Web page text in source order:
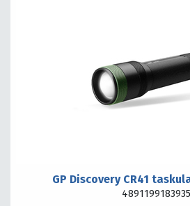
GP Discovery CR41
4891199183935